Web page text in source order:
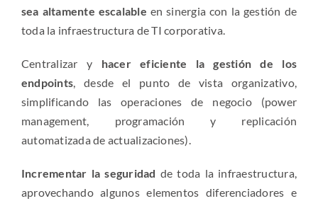
sea altamente escalable en sinergia con la gestión de
toda la infraestructura de TI corporativa.
Centralizar y hacer eficiente la gestión de los
endpoints, desde el punto de vista organizativo,
simplificando las operaciones de negocio (power
management, programación y replicación
automatizada de actualizaciones).
Incrementar la seguridad de toda la infraestructura,
aprovechando algunos elementos diferenciadores e